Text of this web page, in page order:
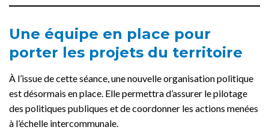
Une équipe en place pour
porter les projets du territoire
À l’issue de cette séance, une nouvelle organisation politique
est désormais en place. Elle permettra d’assurer le pilotage
des politiques publiques et de coordonner les actions menées
à l’échelle intercommunale.